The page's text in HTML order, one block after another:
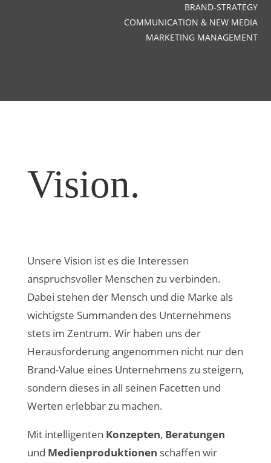
BRAND-STRATEGY
COMMUNICATION & NEW MEDIA
MARKETING MANAGEMENT
Vision.
Unsere Vision ist es die Interessen
anspruchsvoller Menschen zu verbinden.
Dabei stehen der Mensch und die Marke als
wichtigste Summanden des Unternehmens
stets im Zentrum. Wir haben uns der
Herausforderung angenommen nicht nur den
Brand-Value eines Unternehmens zu steigern,
sondern dieses in all seinen Facetten und
Werten erlebbar zu machen.
Mit intelligenten Konzepten, Beratungen
und Medienproduktionen schaffen wir